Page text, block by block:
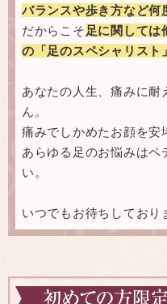
バランスや歩き方など何
だからこそ 足に関しては
の「足のスペシャリスト
あなたの人生、痛みに
ん。
痛みでしかめたお顔を安
あらゆる足のお悩みはペ
い。
いつでもお待ちしており